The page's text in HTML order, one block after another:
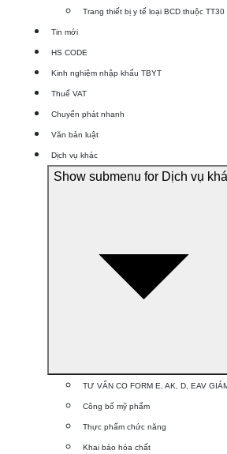
Trang thiết bị y tế loại BCD thuộc TT30
Tin mới
HS CODE
Kinh nghiệm nhập khẩu TBYT
Thuế VAT
Chuyển phát nhanh
Văn bản luật
Dịch vụ khác
Show submenu for Dịch vụ
TƯ VẤN CO FORM E, AK, D, EAV
Công bố mỹ phẩm
Thực phẩm chức năng
Khai báo hóa chất